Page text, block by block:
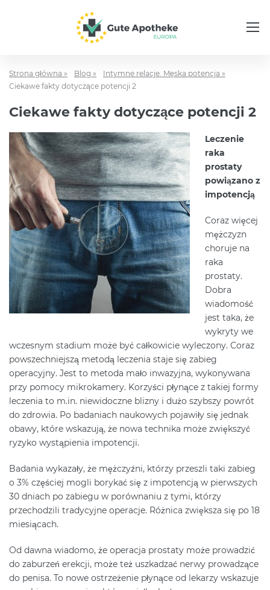
Strona główna » Blog »
Intymne relacje. Męska potencja »
Ciekawe fakty dotyczące potencji 2
Ciekawe fakty dotyczące potencji 2
Leczenie
raka
prostaty
powiązano z
impotencją
Coraz więcej
mężczyzn
choruje na
raka
prostaty.
Dobra
wiadomość
jest taka, że
wykryty we
wczesnym stadium może być całkowicie wyleczony. Coraz
powszechniejszą metodą leczenia staje się zabieg
operacyjny. Jest to metoda mało inwazyjna, wykonywana
przy pomocy mikrokamery. Korzyści płynące z takiej formy
leczenia to m.in. niewidoczne blizny i dużo szybszy powrót
do zdrowia. Po badaniach naukowych pojawiły się jednak
obawy, które wskazują, że nowa technika może zwiększyć
ryzyko wystąpienia impotencji.
Badania wykazały, że mężczyźni, którzy przeszli taki zabieg
o 3% częściej mogli borykać się z impotencją w pierwszych
30 dniach po zabiegu w porównaniu z tymi, którzy
przechodzili tradycyjne operacje. Różnica zwiększa się po 18
miesiącach.
Od dawna wiadomo, że operacja prostaty może prowadzić
do zaburzeń erekcji, może też uszkadzać nerwy prowadzące
do penisa. To nowe ostrzeżenie płynące od lekarzy wskazuje